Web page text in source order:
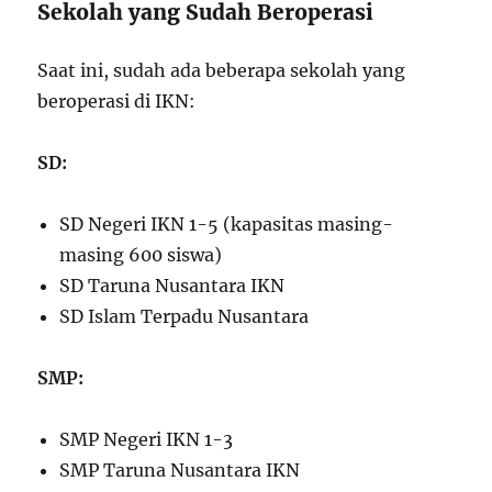
Sekolah yang Sudah Beroperasi
Saat ini, sudah ada beberapa sekolah yang
beroperasi di IKN:
SD:
SD Negeri IKN 1-5 (kapasitas masing-
masing 600 siswa)
SD Taruna Nusantara IKN
SD Islam Terpadu Nusantara
SMP:
SMP Negeri IKN 1-3
SMP Taruna Nusantara IKN